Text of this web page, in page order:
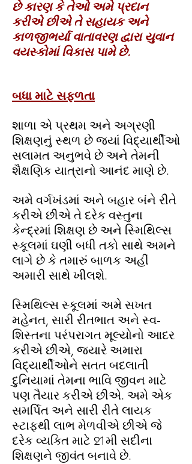
છે કારણ કે તેઓ અમે પ્રદાન
કરીએ છીએ તે સહાયક અને
કાળજીભર્યા વાતાવરણ દ્વારા યુવાન
વયસ્કોમાં વિકાસ પામે છે.
બધા માટે સફળતા
શાળા એ પ્રથમ અને અગ્રણી
શિક્ષણનું સ્થળ છે જ્યાં વિદ્યાર્થીઓ
સલામત અનુભવે છે અને તેમની
શૈક્ષણિક યાત્રાનો આનંદ માણે છે.
અમે વર્ગખંડમાં અને બહાર બંને રીતે
કરીએ છીએ તે દરેક વસ્તુના
કેન્દ્રમાં શિક્ષણ છે અને સ્મિથિલ્સ
સ્કૂલમાં ઘણી બધી તકો સાથે અમને
લાગે છે કે તમારું બાળક અહીં
અમારી સાથે ખીલશે.
સ્મિથિલ્સ સ્કૂલમાં અમે સખત
મહેનત, સારી રીતભાત અને સ્વ-
શિસ્તના પરંપરાગત મૂલ્યોનો આદર
કરીએ છીએ, જ્યારે અમારા
વિદ્યાર્થીઓને સતત બદલાતી
દુનિયામાં તેમના ભાવિ જીવન માટે
પણ તૈયાર કરીએ છીએ. અમે એક
સમર્પિત અને સારી રીતે લાયક
સ્ટાફથી લાભ મેળવીએ છીએ જે
દરેક વ્યક્તિ માટે 21મી સદીના
શિક્ષણને જીવંત બનાવે છે.